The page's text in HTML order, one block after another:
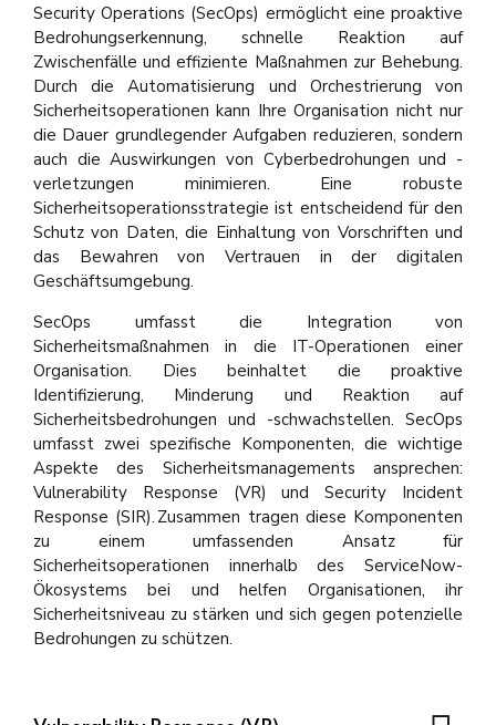
Security Operations (SecOps) ermöglicht eine proaktive
Bedrohungserkennung, schnelle Reaktion auf
Zwischenfälle und effiziente Maßnahmen zur Behebung.
Durch die Automatisierung und Orchestrierung von
Sicherheitsoperationen kann Ihre Organisation nicht nur
die Dauer grundlegender Aufgaben reduzieren, sondern
auch die Auswirkungen von Cyberbedrohungen und -
verletzungen minimieren. Eine robuste
Sicherheitsoperationsstrategie ist entscheidend für den
Schutz von Daten, die Einhaltung von Vorschriften und
das Bewahren von Vertrauen in der digitalen
Geschäftsumgebung.
SecOps umfasst die Integration von
Sicherheitsmaßnahmen in die IT-Operationen einer
Organisation. Dies beinhaltet die proaktive
Identifizierung, Minderung und Reaktion auf
Sicherheitsbedrohungen und -schwachstellen. SecOps
umfasst zwei spezifische Komponenten, die wichtige
Aspekte des Sicherheitsmanagements ansprechen:
Vulnerability Response (VR) und Security Incident
Response (SIR). Zusammen tragen diese Komponenten
zu einem umfassenden Ansatz für
Sicherheitsoperationen innerhalb des ServiceNow-
Ökosystems bei und helfen Organisationen, ihr
Sicherheitsniveau zu stärken und sich gegen potenzielle
Bedrohungen zu schützen.